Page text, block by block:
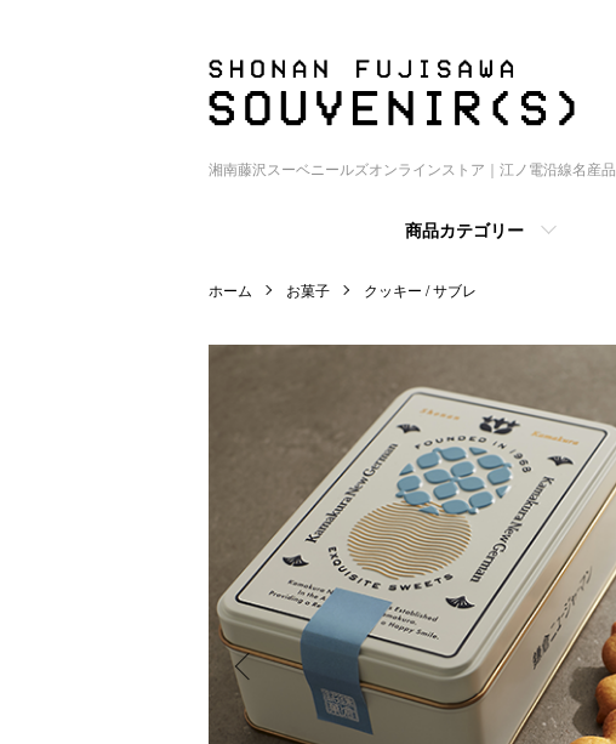
湘南藤沢スーベニールズオンラインストア｜江ノ電沿線名産品
商品カテゴリー
ホーム お菓子 クッキー / サブレ